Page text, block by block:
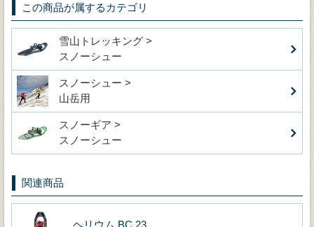
この商品が属するカテゴリ
雪山トレッキング >
スノーシュー
スノーシュー >
山岳用
スノーギア >
スノーシュー
関連商品
ヘリウム BC 23